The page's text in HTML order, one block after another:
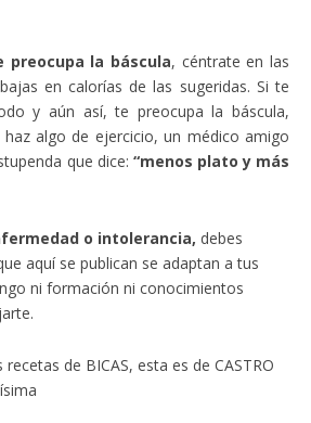
preocupa la báscula, céntrate en las
en calorías de las sugeridas. Si te
y aún así, te preocupa la báscula,
algo de ejercicio, un médico amigo
que dice: “menos plato y más
o intolerancia, debes
aquí se publican se adaptan a tus
ni formación ni conocimientos
recetas de BICAS, esta es de CASTRO